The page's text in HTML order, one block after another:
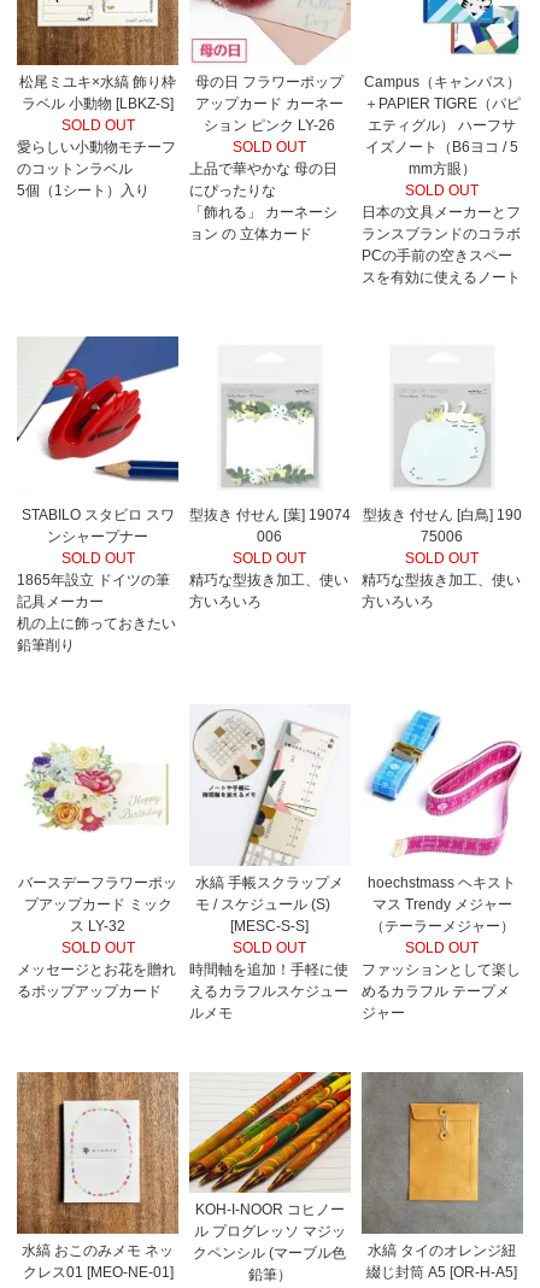
松尾ミユキ×水縞 飾り枠
ラベル 小動物 [LBKZ-S]
SOLD OUT
愛らしい小動物モチーフ
のコットンラベル
5個（1シート）入り
母の日 フラワーポップ
アップカード カーネー
ション ピンク LY-26
SOLD OUT
上品で華やかな 母の日
にぴったりな
「飾れる」 カーネーシ
ョン の 立体カード
Campus（キャンパス）
＋PAPIER TIGRE（パピ
エティグル） ハーフサ
イズノート（B6ヨコ / 5
mm方眼）
SOLD OUT
日本の文具メーカーとフ
ランスブランドのコラボ
PCの手前の空きスペー
スを有効に使えるノート
STABILO スタビロ スワ
ンシャープナー
SOLD OUT
1865年設立 ドイツの筆
記具メーカー
机の上に飾っておきたい
鉛筆削り
型抜き 付せん [葉] 19074
006
SOLD OUT
精巧な型抜き加工、使い
方いろいろ
型抜き 付せん [白鳥] 190
75006
SOLD OUT
精巧な型抜き加工、使い
方いろいろ
バースデーフラワーポッ
プアップカード ミック
ス LY-32
SOLD OUT
メッセージとお花を贈れ
るポップアップカード
水縞 手帳スクラップメ
モ / スケジュール (S)
[MESC-S-S]
SOLD OUT
時間軸を追加！手軽に使
えるカラフルスケジュー
ルメモ
hoechstmass ヘキスト
マス Trendy メジャー
（テーラーメジャー）
SOLD OUT
ファッションとして楽し
めるカラフル テープメ
ジャー
水縞 おこのみメモ ネッ
クレス01 [MEO-NE-01]
KOH-I-NOOR コヒノー
ル プログレッソ マジッ
クペンシル (マーブル色
鉛筆）
水縞 タイのオレンジ紐
綴じ封筒 A5 [OR-H-A5]